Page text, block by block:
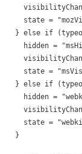
state =
} else if (typeof
hidden =
state =
} else if (typeof
hidden =
state =
}